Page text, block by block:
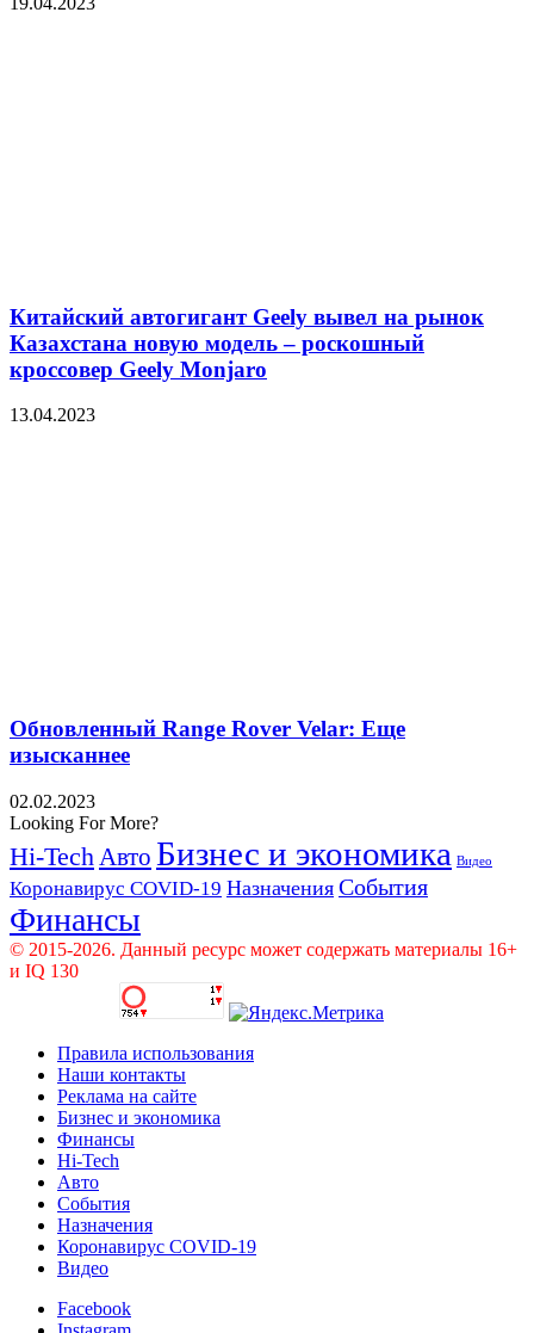
Китайский автогигант Geely вывел на рынок
Казахстана новую модель – роскошный
кроссовер Geely Monjaro
13.04.2023
Обновленный Range Rover Velar: Еще
изысканнее
02.02.2023
Looking For More?
Hi-Tech Авто Бизнес и экономика Видео
Коронавирус COVID-19 Назначения События
Финансы
© 2015-2026. Данный ресурс может содержать материалы 16+
и IQ 130
Правила использования
Наши контакты
Реклама на сайте
Бизнес и экономика
Финансы
Hi-Tech
Авто
События
Назначения
Коронавирус COVID-19
Видео
Facebook